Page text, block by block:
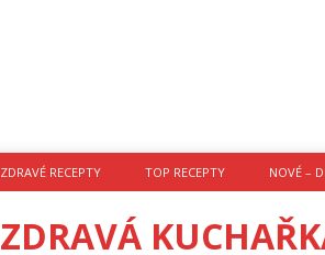
ZDRAVÉ RECEPTY TOP RECEPTY NOVÉ –
ZDRAVÁ